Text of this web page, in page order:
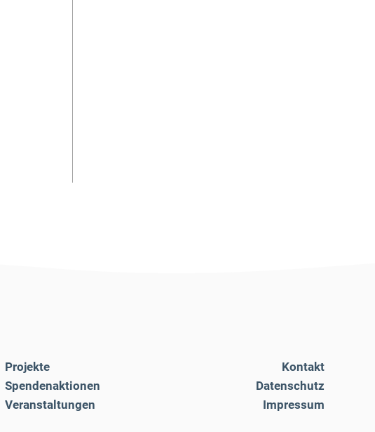
Projekte
Spendenaktionen
Veranstaltungen
Kontakt
Datenschutz
Impressum